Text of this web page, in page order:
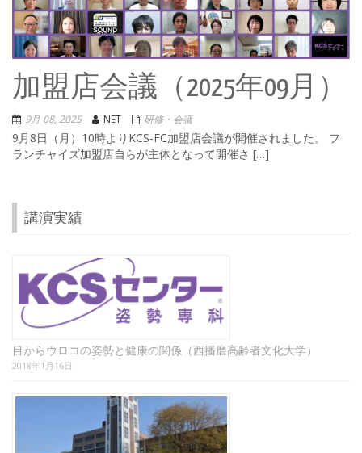
加盟店会議（2025年09月）
9月 08, 2025 NET 研修・会議
9月8日（月）10時よりKCS-FC加盟店会議が開催されました。 フ
ランチャイズ加盟店自らが主体となって開催さ […]
講演実績
目からウロコの姿勢と健康の関係（西播磨高齢者文化大学）
2018年1月16日